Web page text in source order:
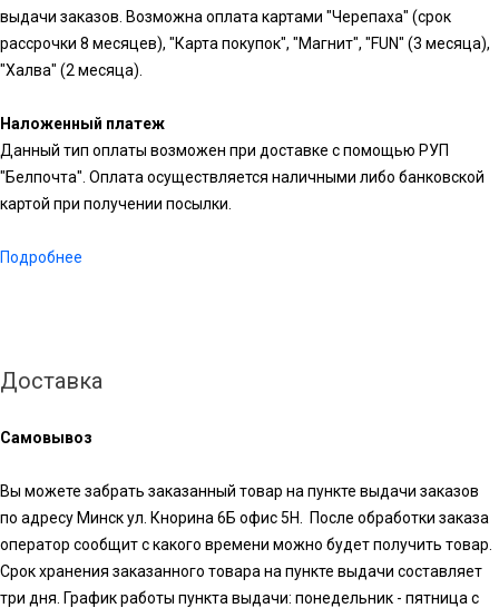
выдачи заказов. Возможна оплата картами "Черепаха" (срок
рассрочки 8 месяцев), "Карта покупок", "Магнит", "FUN" (3 месяца),
"Халва" (2 месяца).
Наложенный платеж
Данный тип оплаты возможен при доставке с помощью РУП
"Белпочта". Оплата осуществляется наличными либо банковской
картой при получении посылки.
Подробнее
Доставка
Самовывоз
Вы можете забрать заказанный товар на пункте выдачи заказов
по адресу Минск ул. Кнорина 6Б офис 5Н. После обработки заказа
оператор сообщит с какого времени можно будет получить товар.
Срок хранения заказанного товара на пункте выдачи составляет
три дня. График работы пункта выдачи: понедельник - пятница с